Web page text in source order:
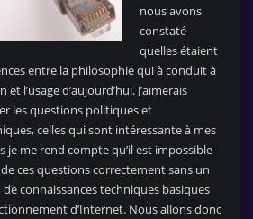
nous avons
constaté
quelles étaient
entre la philosophie qui à conduit à
et l’usage d’aujourd’hui. J’aimerais
les questions politiques et
celles qui sont intéressante à mes
je me rend compte qu’il est impossible
ces questions correctement sans un
connaissances techniques basiques
d’Internet. Nous allons donc